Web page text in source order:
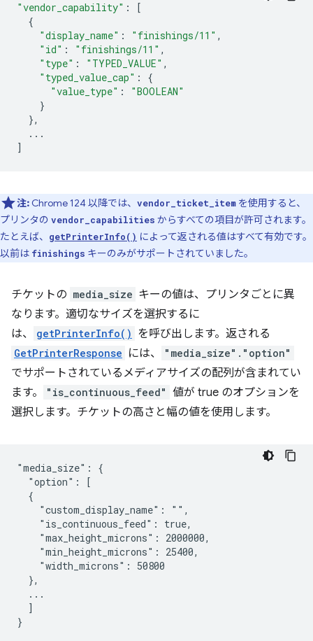
"vendor_capability" :
[
{
"display_name" : "finishings/11" ,
"id" : "finishings/11" ,
"type" : "TYPED_VALUE" ,
"typed_value_cap" :
{
"value_type" :
"BOOLEAN"
}
},
...
]
注: Chrome 124 以降では、 vendor_ticket_item を使用すると、
プリンタの vendor_capabilities からすべての項目が許可されます。
たとえば、
getPrinterInfo() によって返される値はすべて有効です。
以前は finishings キーのみがサポートされていました。
チケットの media_size キーの値は、プリンタごとに異
なります。適切なサイズを選択するに
は、
getPrinterInfo() を呼び出します。返される
GetPrinterResponse には、 "media_size"."option"
でサポートされているメディアサイズの配列が含まれてい
ます。
"is_continuous_feed" 値が true のオプションを
選択します。チケットの高さと幅の値を使用します。
"media_size": {
  "option": [
  {
    "custom_display_name": "",
    "is_continuous_feed": true,
    "max_height_microns": 2000000,
    "min_height_microns": 25400,
    "width_microns": 50800
  },
  ...
  ]